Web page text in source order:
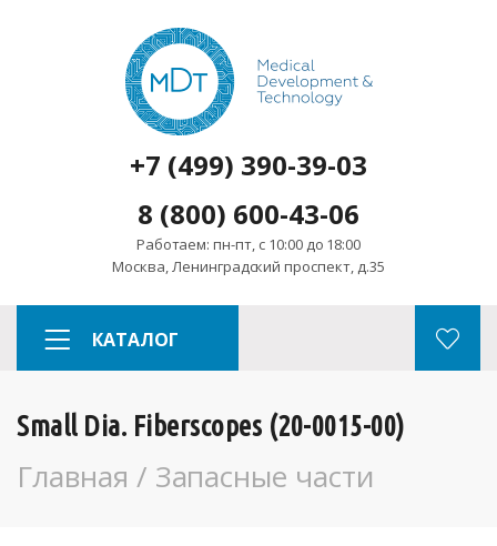
+7 (499) 390-39-03
8 (800) 600-43-06
Работаем: пн-пт, с 10:00 до 18:00
Москва, Ленинградский проспект, д.35
КАТАЛОГ
Small Dia. Fiberscopes (20-0015-00)
Главная / Запасные части